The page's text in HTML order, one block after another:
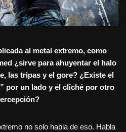
al metal extremo, como
¿sirve para ahuyentar el halo
las tripas y el gore? ¿Existe el
por un lado y el cliché por otro
no solo habla de eso. Habla